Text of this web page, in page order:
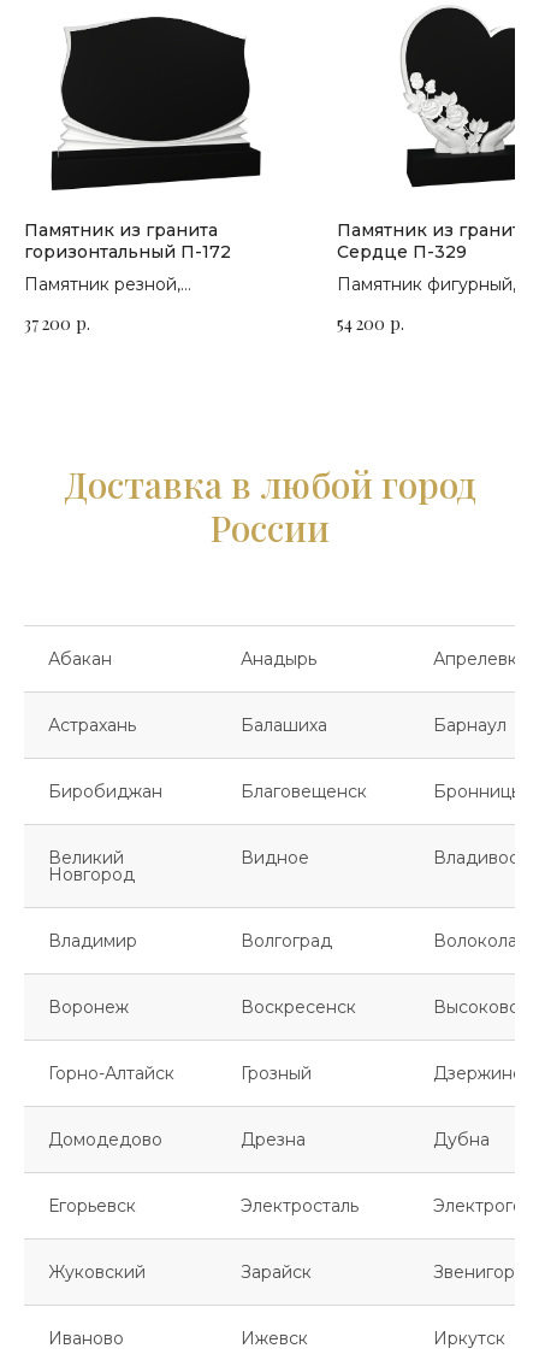
Памятник из гранита
горизонтальный П-172
Памятник резной,
на выбор
37 200 р.
Памятник из гранита
Сердце П-329
Памятник фигурный,
на выбор
54 200 р.
Доставка в любой город
России
Абакан Анадырь Апрелевка
Астрахань Балашиха Барнаул
Биробиджан Благовещенск Бронницы
Великий
Новгород
Видное
Владимир Волгоград
Воронеж Воскресенск Высоковск
Горно-Алтайск Грозный
Домодедово Дрезна Дубна
Егорьевск Электросталь
Жуковский Зарайск Звенигород
Иваново Ижевск Иркутск